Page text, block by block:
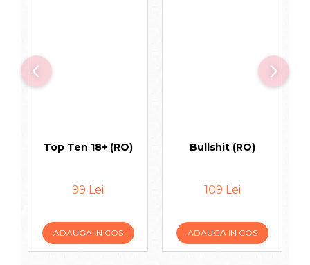
Top Ten 18+ (RO)
99 Lei
ADAUGA IN COS
Bullshit (RO)
109 Lei
ADAUGA IN COS